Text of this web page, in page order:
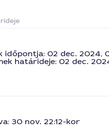
időpontja: 02 dec. 2024,
határideje: 02 dec.
30 nov. 22:12-kor